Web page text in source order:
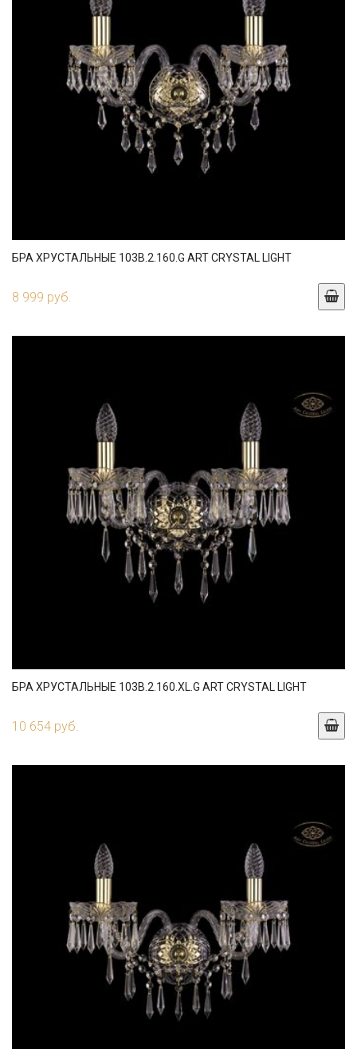
БРА ХРУСТАЛЬНЫЕ 103B.2.160.G ART CRYSTAL LIGHT
8 999 руб.
БРА ХРУСТАЛЬНЫЕ 103B.2.160.XL.G ART CRYSTAL LIGHT
10 654 руб.